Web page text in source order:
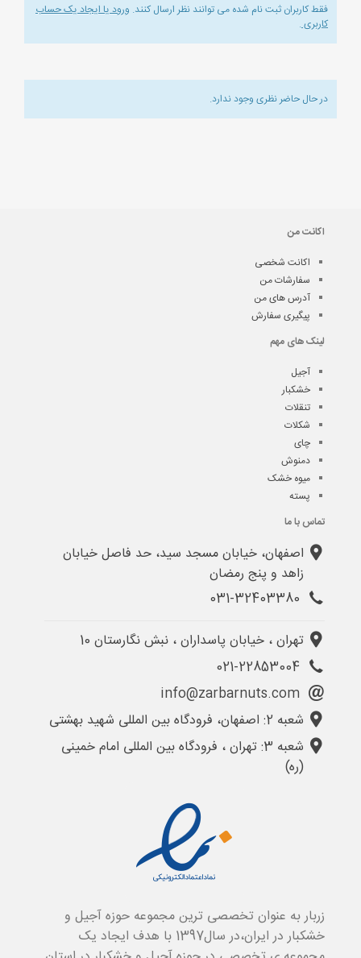
فقط کاربران ثبت نام شده می توانند نظر ارسال کنند. ورود یا ایجاد یک حساب
کاربری.
در حال حاضر نظری وجود ندارد.
اکانت من
اکانت شخصی
سفارشات من
آدرس های من
پیگیری سفارش
لینک های مهم
آجیل
خشکبار
تنقلات
شکلات
چای
دمنوش
میوه خشک
پسته
تماس با ما
اصفهان، خیابان مسجد سید، حد فاصل خیابان
زاهد و پنج رمضان
تهران ، خیابان پاسداران ، نبش نگارستان 10
شعبه 2: اصفهان، فرودگاه بین المللی شهید بهشتی
شعبه 3: تهران ، فرودگاه بین المللی امام خمینی
(ره)
زربار به عنوان تخصصی ترین مجموعه حوزه آجیل و
خشکبار در ایران،در سال1397 با هدف ایجاد یک